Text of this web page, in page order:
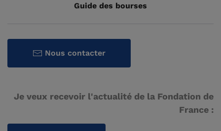
Guide des bourses
Nous contacter
Je veux recevoir l'actualité de la Fondation de
France :